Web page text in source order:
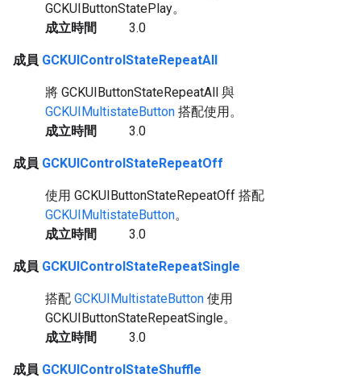
GCKUIButtonStatePlay。
成立時間
3.0
成員 GCKUIControlStateRepeatAll
將 GCKUIButtonStateRepeatAll 與
GCKUIMultistateButton 搭配使用。
成立時間
3.0
成員 GCKUIControlStateRepeatOff
使用 GCKUIButtonStateRepeatOff 搭配
GCKUIMultistateButton。
成立時間
3.0
成員 GCKUIControlStateRepeatSingle
搭配 GCKUIMultistateButton 使用
GCKUIButtonStateRepeatSingle。
成立時間
3.0
成員 GCKUIControlStateShuffle